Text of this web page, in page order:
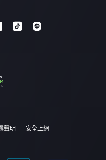
聲明 安全上網